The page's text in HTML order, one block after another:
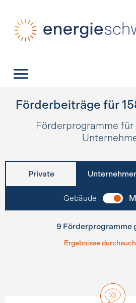
Förderbeiträge für
Förderprogramme
Private
Gebäude
9 Förderprogramme
Ergebnisse